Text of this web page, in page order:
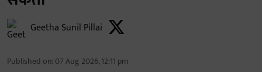
Geetha Sunil Pillai
Published on: 07 Aug 2026, 12:11 pm